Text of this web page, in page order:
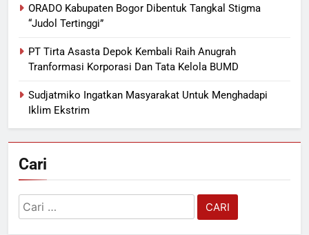
ORADO Kabupaten Bogor Dibentuk Tangkal Stigma
“Judol Tertinggi”
PT Tirta Asasta Depok Kembali Raih Anugrah
Tranformasi Korporasi Dan Tata Kelola BUMD
Sudjatmiko Ingatkan Masyarakat Untuk Menghadapi
Iklim Ekstrim
Cari
Cari
untuk: